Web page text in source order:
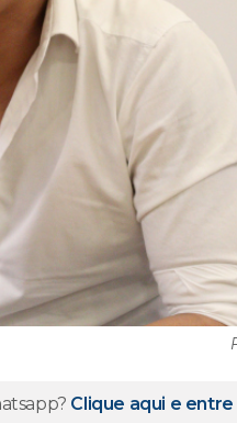
Clique aqui e